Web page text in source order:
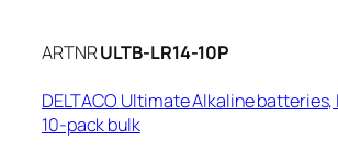
ARTNRULTB-LR14-10P
DELTACO Ultimate Alkaline batteries,
10-pack bulk